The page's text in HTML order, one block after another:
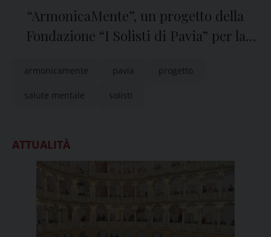
“ArmonicaMente”, un progetto della
Fondazione “I Solisti di Pavia” per la
armonicamente pavia progetto
salute mentale solisti
ATTUALITÀ